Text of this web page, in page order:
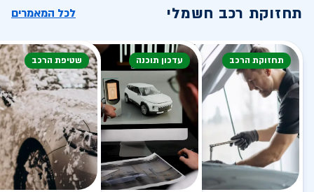
תחזוקת רכב חשמלי לכל המאמרים
תחזוקת הרכב עדכון תוכנה שטיפת הרכב